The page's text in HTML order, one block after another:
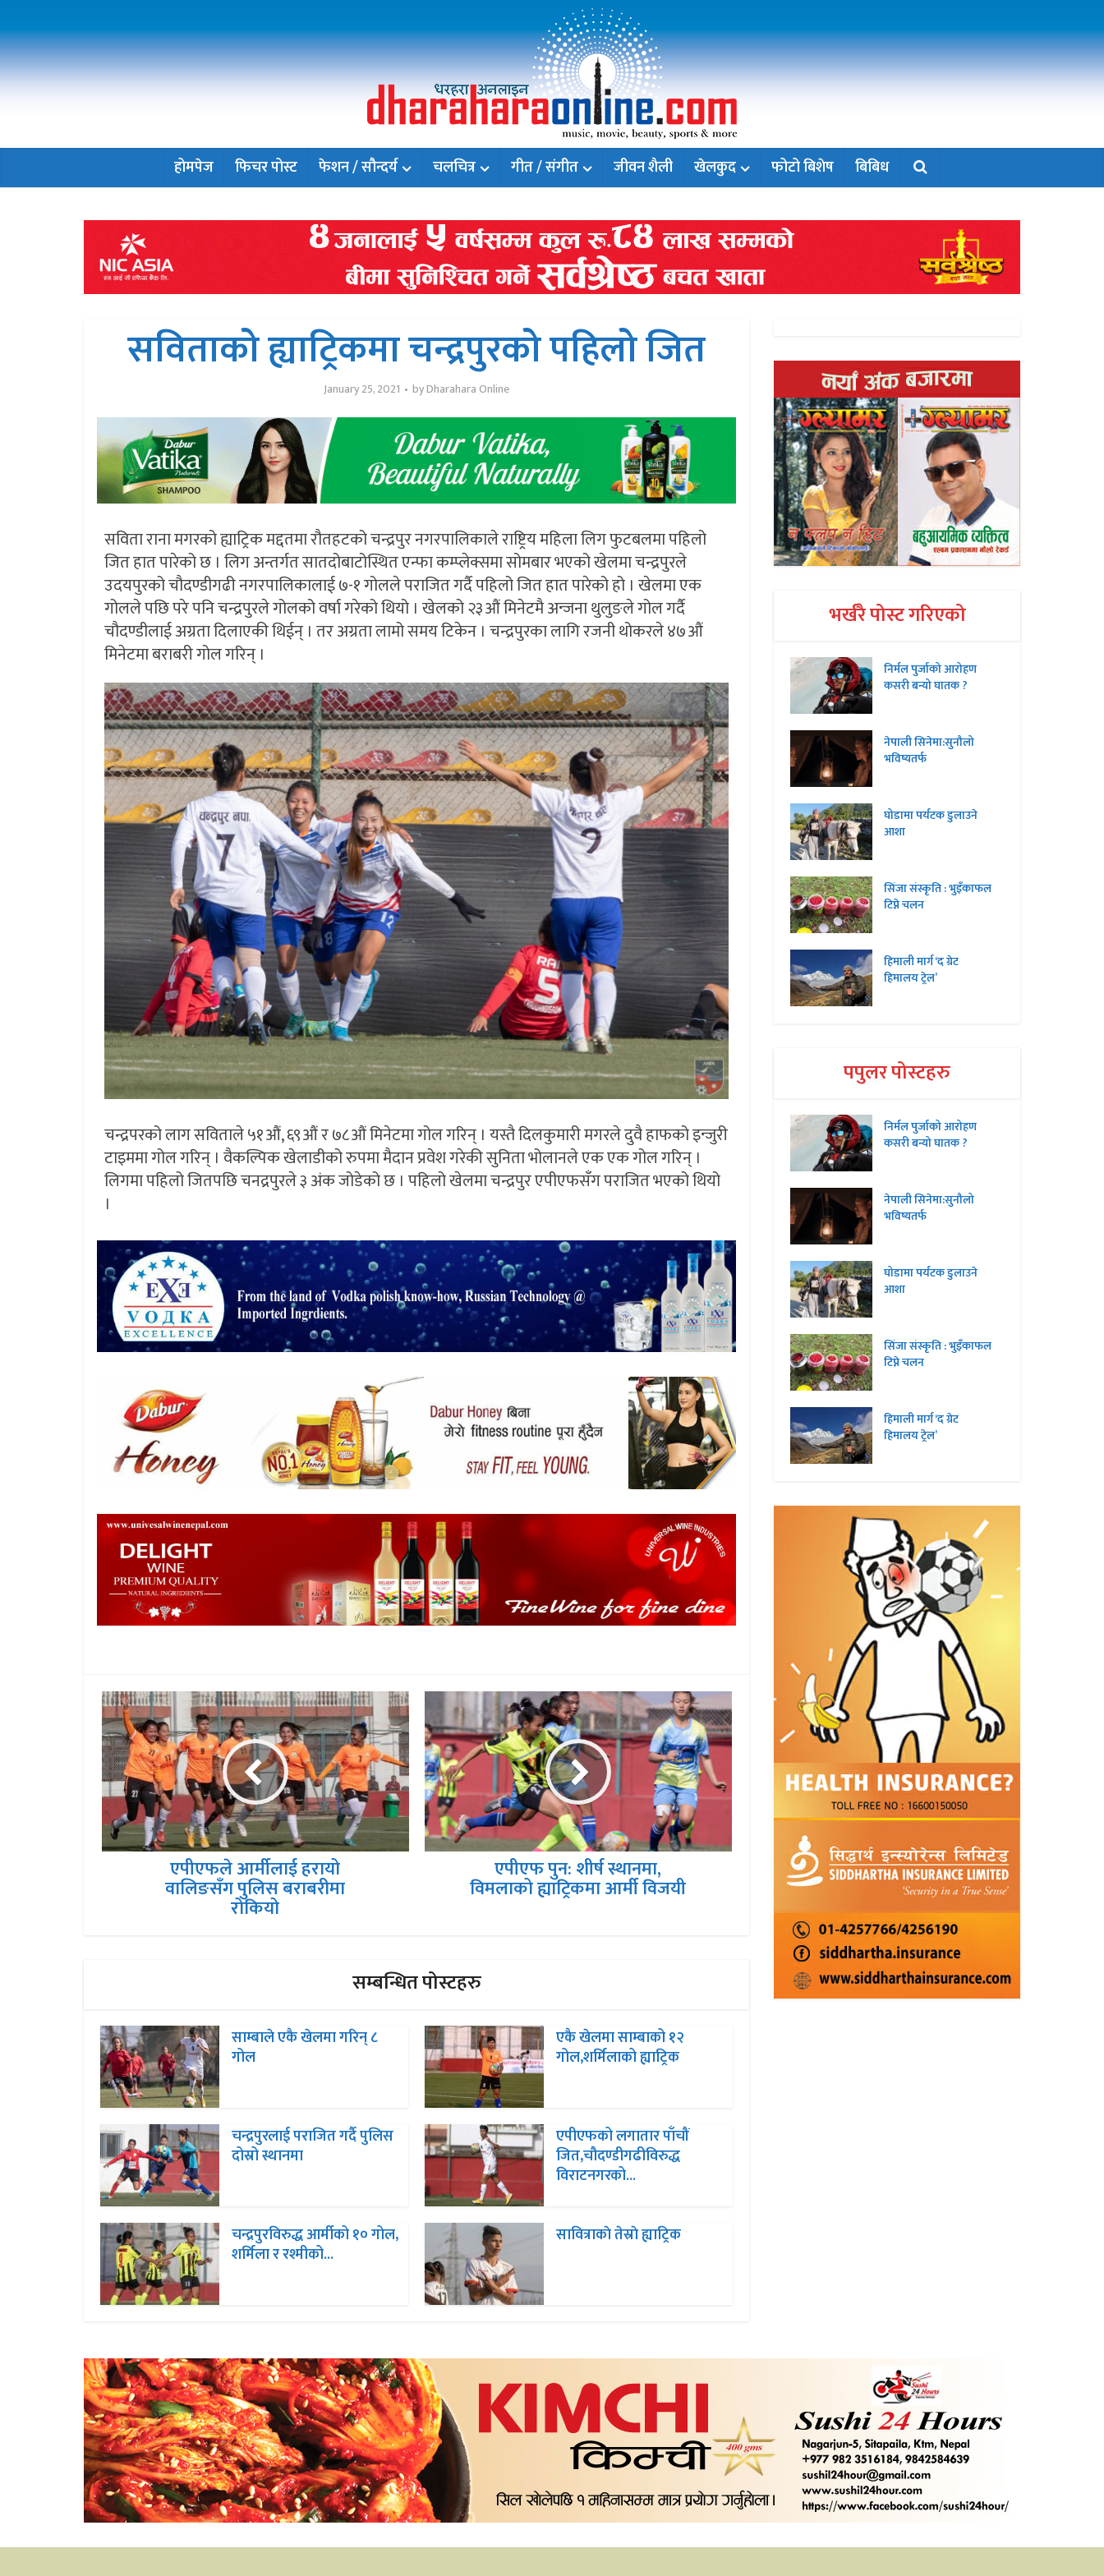
होमपेज फिचर पोस्ट फेशन / सौन्दर्य चलचित्र गीत / संगीत जीवन शैली खेलकुद फोटो बिशेष बिबिध
सविताको ह्याट्रिकमा चन्द्रपुरको पहिलो जित
January 25, 2021 byDharahara Online
सविता राना मगरको ह्याट्रिक मद्दतमा रौतहटको चन्द्रपुर नगरपालिकाले राष्ट्रिय महिला लिग फुटबलमा पहिलो
जित हात पारेको छ । लिग अन्तर्गत सातदोबाटोस्थित एन्फा कम्प्लेक्समा सोमबार भएको खेलमा चन्द्रपुरले
उदयपुरको चौदण्डीगढी नगरपालिकालाई ७-१ गोलले पराजित गर्दै पहिलो जित हात पारेको हो । खेलमा एक
गोलले पछि परे पनि चन्द्रपुरले गोलको वर्षा गरेको थियो । खेलको २३औं मिनेटमै अन्जना थुलुङले गोल गर्दै
चौदण्डीलाई अग्रता दिलाएकी थिईन् । तर अग्रता लामो समय टिकेन । चन्द्रपुरका लागि रजनी थोकरले ४७औं
मिनेटमा बराबरी गोल गरिन् ।
चन्द्रपरको लाग सविताले ५१औं, ६९औं र ७८औं मिनेटमा गोल गरिन् । यस्तै दिलकुमारी मगरले दुवै हाफको इन्जुरी
टाइममा गोल गरिन् । वैकल्पिक खेलाडीको रुपमा मैदान प्रवेश गरेकी सुनिता भोलानले एक एक गोल गरिन् ।
लिगमा पहिलो जितपछि चनद्रपुरले ३ अंक जोडेको छ । पहिलो खेलमा चन्द्रपुर एपीएफसँग पराजित भएको थियो
।
एपीएफले आर्मीलाई हरायो
वालिङसँग पुलिस बराबरीमा
रोकियो
एपीएफ पुन: शीर्ष स्थानमा,
विमलाको ह्याट्रिकमा आर्मी विजयी
सम्बन्धित पोस्टहरु
साम्बाले एकै खेलमा गरिन् ८
गोल
एकै खेलमा साम्बाको १२
गोल,शर्मिलाको ह्याट्रिक
चन्द्रपुरलाई पराजित गर्दै पुलिस
दोस्रो स्थानमा
एपीएफको लगातार पाँचौं
जित,चौदण्डीगढीविरुद्ध
विराटनगरको...
चन्द्रपुरविरुद्ध आर्मीको १० गोल,
शर्मिला र रश्मीको...
सावित्राकाे तेस्राे ह्याट्रिक
भर्खरै पोस्ट गरिएको
निर्मल पुर्जाको आरोहण
कसरी बन्यो घातक ?
नेपाली सिनेमा:सुनौलो
भविष्यतर्फ
घोडामा पर्यटक डुलाउने
आशा
सिंजा संस्कृति : भुइँकाफल
टिप्ने चलन
हिमाली मार्ग ‘द ग्रेट
हिमालय ट्रेल’
पपुलर पोस्टहरु
निर्मल पुर्जाको आरोहण
कसरी बन्यो घातक ?
नेपाली सिनेमा:सुनौलो
भविष्यतर्फ
घोडामा पर्यटक डुलाउने
आशा
सिंजा संस्कृति : भुइँकाफल
टिप्ने चलन
हिमाली मार्ग ‘द ग्रेट
हिमालय ट्रेल’